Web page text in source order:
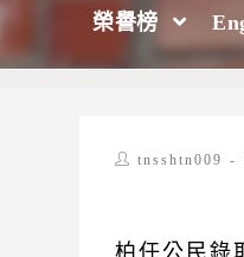
榮譽榜
【重要通知】
2026 年 > 6
Posttnsshtn009
柏任公民錄